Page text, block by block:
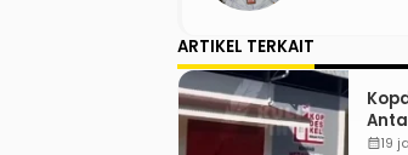
ARTIKEL TERKAIT
ada
calendar_month19